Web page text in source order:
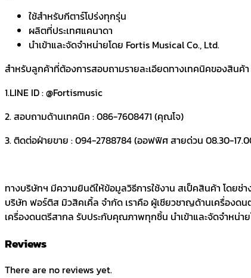
ใช้สำหรับกีตาร์โปร่งทุกรุ่น
ผลิตที่ประเทศแคนาดา
นำเข้าและจัดจำหน่ายโดย Fortis Musical Co., Ltd.
สำหรับลูกค้าที่ต้องการสอบถามรายละเอียดทางเทคนิคของสิน
1.LINE ID : @Fortismusic
2. สอบถามด้านเทคนิค : 086-7608471 (คุณโจ)
3. ติดต่อฝ่ายขาย : 094-2788784 (ออฟฟิศ สายด่วน 08.30-
ทางบริษัทฯ มีความยินดีให้ข้อมูลวิธีการใช้งาน สเป็คสินค้า โดยช่
บริษัท ฟอร์ติส มิวสิคเคิ้ล จำกัด เราคือ ผู้เชียวชาญด้านเครื่องด
เครื่องดนตรีสากล รับประกับคุณภาพทุกชิ้น นำเข้าและจัดจำหน่
Reviews
There are no reviews yet.